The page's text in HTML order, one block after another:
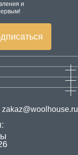
данных
и
zakaz@woolhouse.ru